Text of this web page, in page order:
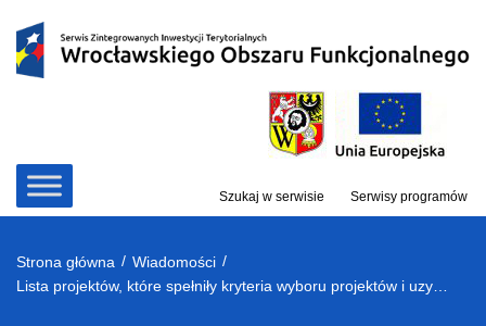
treści
Szukaj w serwisie Serwisy programów
Strona główna / Wiadomości /